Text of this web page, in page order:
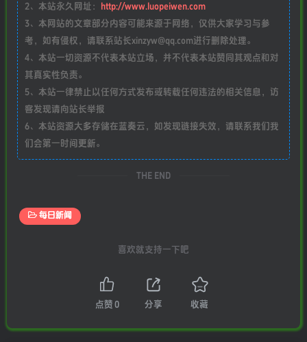
2、本站永久网址：
http://www.luopeiwen.com
3、本网站的文章部分内容可能来源于网络，仅供大家学习与参
考，如有侵权，请联系站长xinzyw@qq.com进行删除处理。
4、本站一切资源不代表本站立场，并不代表本站赞同其观点和对
其真实性负责。
5、本站一律禁止以任何方式发布或转载任何违法的相关信息，访
客发现请向站长举报
6、本站资源大多存储在蓝奏云，如发现链接失效，请联系我们我
们会第一时间更新。
THE END
每日新闻
喜欢就支持一下吧
点赞 0 分享 收藏